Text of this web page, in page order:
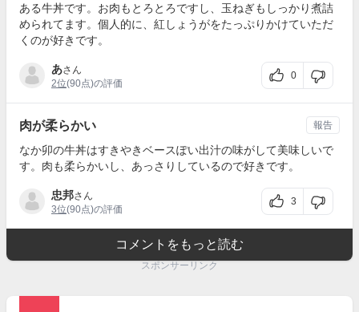
ある牛丼です。お肉もとろとろですし、玉ねぎもしっかり煮詰
められてます。個人的に、紅しょうがをたっぷりかけていただ
くのが好きです。
あさん
2位(90点)の評価
0
肉が柔らかい
なか卯の牛丼はすきやきベースぽい出汁の味がして美味しいで
す。肉も柔らかいし、あっさりしているので好きです。
忠邦さん
3位(90点)の評価
3
報告
コメントをもっと読む
スポンサーリンク